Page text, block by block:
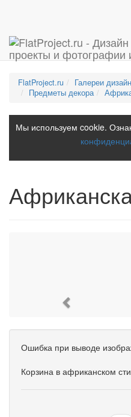
FlatProject.ru
Галереи
Предметы декора
Мы используем cookie.
Ошибка при выводе
Корзина в африканском